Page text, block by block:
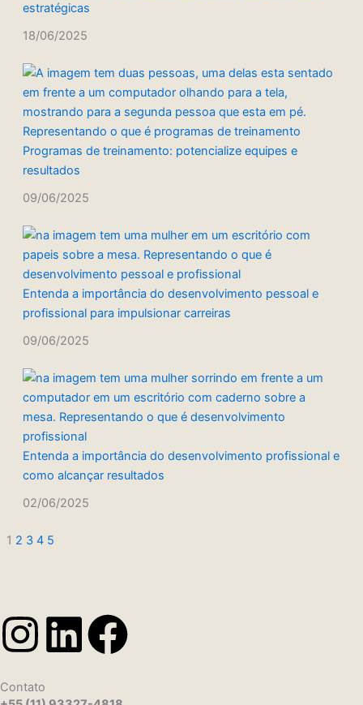
estratégicas
18/06/2025
Programas de treinamento: potencialize equipes e
resultados
09/06/2025
Entenda a importância do desenvolvimento pessoal e
profissional para impulsionar carreiras
09/06/2025
Entenda a importância do desenvolvimento profissional e
como alcançar resultados
02/06/2025
1 2 3 4 5
I
n
L F
Contato